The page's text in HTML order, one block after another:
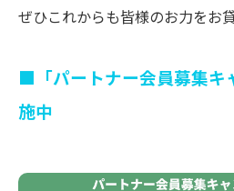
ぜひこれからも皆様のお力をお
■ 「パートナー会員募集
施中